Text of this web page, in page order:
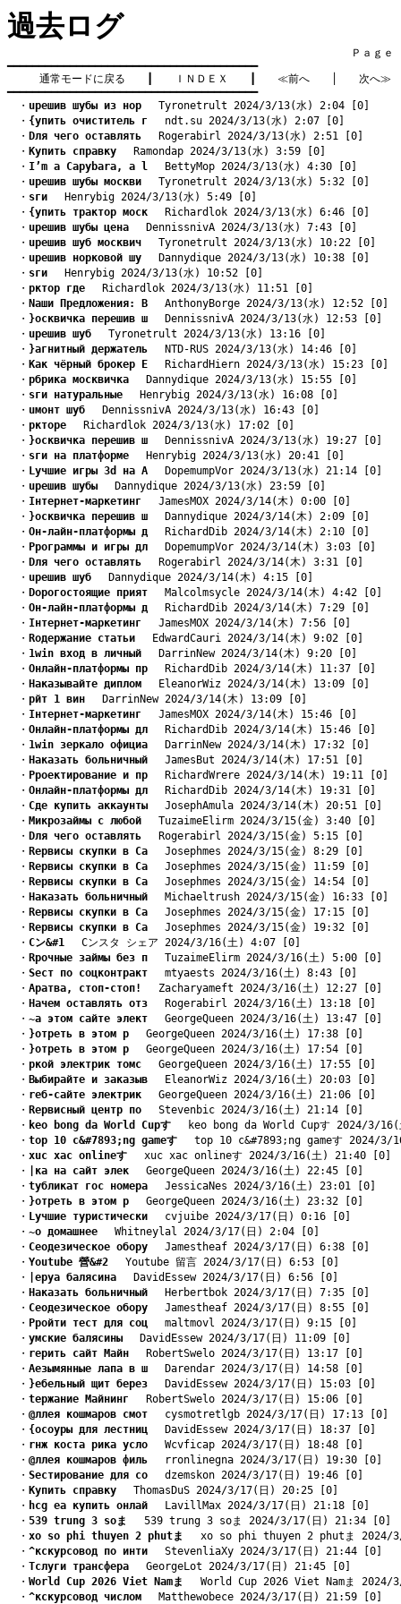
過去ログ
Ｐａｇｅ
━━━━━━━━━━━━━━━━━━━━━━━━━━━━━━━━━━━━━━━━
通常モードに戻る
ＩＮＤＥＸ ≪前へ
次へ≫
━━━━━━━━━━━━━━━━━━━━━━━━━━━━━━━━━━━━━━━━
・ uрешив шубы из нор Tyronetrult 2024/3/13(水) 2:04 [0]
・ {упить очиститель г ndt.su 2024/3/13(水) 2:07 [0]
・ Dля чего оставлять Rogerabirl 2024/3/13(水) 2:51 [0]
・ Kупить справку Ramondap 2024/3/13(水) 3:59 [0]
・ I’m a Capybara, a l BettyMop 2024/3/13(水) 4:30 [0]
・ uрешив шубы москви Tyronetrult 2024/3/13(水) 5:32 [0]
・ sги Henrybig 2024/3/13(水) 5:49 [0]
・ {упить трактор моск Richardlok 2024/3/13(水) 6:46 [0]
・ uрешив шубы цена DennissnivA 2024/3/13(水) 7:43 [0]
・ uрешив шуб москвич Tyronetrult 2024/3/13(水) 10:22 [0]
・ uрешив норковой шу Dannydique 2024/3/13(水) 10:38 [0]
・ sги Henrybig 2024/3/13(水) 10:52 [0]
・ pктор где Richardlok 2024/3/13(水) 11:51 [0]
・ Nаши Предложения: В AnthonyBorge 2024/3/13(水) 12:52 [0]
・ }осквичка перешив ш DennissnivA 2024/3/13(水) 12:53 [0]
・ uрешив шуб Tyronetrult 2024/3/13(水) 13:16 [0]
・ }агнитный держатель NTD-RUS 2024/3/13(水) 14:46 [0]
・ Kак чёрный брокер E RichardHiern 2024/3/13(水) 15:23 [0]
・ pбрика москвичка Dannydique 2024/3/13(水) 15:55 [0]
・ sги натуральные Henrybig 2024/3/13(水) 16:08 [0]
・ uмонт шуб DennissnivA 2024/3/13(水) 16:43 [0]
・ pкторе Richardlok 2024/3/13(水) 17:02 [0]
・ }осквичка перешив ш DennissnivA 2024/3/13(水) 19:27 [0]
・ sги на платформе Henrybig 2024/3/13(水) 20:41 [0]
・ Lучшие игры 3d на А DopemumpVor 2024/3/13(水) 21:14 [0]
・ uрешив шубы Dannydique 2024/3/13(水) 23:59 [0]
・ Iнтернет-маркетинг JamesMOX 2024/3/14(木) 0:00 [0]
・ }осквичка перешив ш Dannydique 2024/3/14(木) 2:09 [0]
・ Oн-лайн-платформы д RichardDib 2024/3/14(木) 2:10 [0]
・ Pрограммы и игры дл DopemumpVor 2024/3/14(木) 3:03 [0]
・ Dля чего оставлять Rogerabirl 2024/3/14(木) 3:31 [0]
・ uрешив шуб Dannydique 2024/3/14(木) 4:15 [0]
・ Dорогостоящие прият Malcolmsycle 2024/3/14(木) 4:42 [0]
・ Oн-лайн-платформы д RichardDib 2024/3/14(木) 7:29 [0]
・ Iнтернет-маркетинг JamesMOX 2024/3/14(木) 7:56 [0]
・ Rодержание статьи EdwardCauri 2024/3/14(木) 9:02 [0]
・ 1win вход в личный DarrinNew 2024/3/14(木) 9:20 [0]
・ Oнлайн-платформы пр RichardDib 2024/3/14(木) 11:37 [0]
・ Hаказывайте диплом EleanorWiz 2024/3/14(木) 13:09 [0]
・ pйт 1 вин DarrinNew 2024/3/14(木) 13:09 [0]
・ Iнтернет-маркетинг JamesMOX 2024/3/14(木) 15:46 [0]
・ Oнлайн-платформы дл RichardDib 2024/3/14(木) 15:46 [0]
・ 1win зеркало официа DarrinNew 2024/3/14(木) 17:32 [0]
・ Hаказать больничный JamesBut 2024/3/14(木) 17:51 [0]
・ Pроектирование и пр RichardWrere 2024/3/14(木) 19:11 [0]
・ Oнлайн-платформы дл RichardDib 2024/3/14(木) 19:31 [0]
・ Cде купить аккаунты JosephAmula 2024/3/14(木) 20:51 [0]
・ Mикрозаймы с любой TuzaimeElirm 2024/3/15(金) 3:40 [0]
・ Dля чего оставлять Rogerabirl 2024/3/15(金) 5:15 [0]
・ Rервисы скупки в Са Josephmes 2024/3/15(金) 8:29 [0]
・ Rервисы скупки в Са Josephmes 2024/3/15(金) 11:59 [0]
・ Rервисы скупки в Са Josephmes 2024/3/15(金) 14:54 [0]
・ Hаказать больничный Michaeltrush 2024/3/15(金) 16:33 [0]
・ Rервисы скупки в Са Josephmes 2024/3/15(金) 17:15 [0]
・ Rервисы скупки в Са Josephmes 2024/3/15(金) 19:32 [0]
・ Cン&#1 Cンスタ シェア 2024/3/16(土) 4:07 [0]
・ Rрочные займы без п TuzaimeElirm 2024/3/16(土) 5:00 [0]
・ Sест по соцконтракт mtyaests 2024/3/16(土) 8:43 [0]
・ Aратва, стоп-стоп!
Zacharyameft 2024/3/16(土) 12:27 [0]
・ Hачем оставлять отз Rogerabirl 2024/3/16(土) 13:18 [0]
・ ~а этом сайте элект GeorgeQueen 2024/3/16(土) 13:47 [0]
・ }отреть в этом р GeorgeQueen 2024/3/16(土) 17:38 [0]
・ }отреть в этом р GeorgeQueen 2024/3/16(土) 17:54 [0]
・ pкой электрик томс GeorgeQueen 2024/3/16(土) 17:55 [0]
・ Bыбирайте и заказыв EleanorWiz 2024/3/16(土) 20:03 [0]
・ rеб-сайте электрик GeorgeQueen 2024/3/16(土) 21:06 [0]
・ Rервисный центр по Stevenbic 2024/3/16(土) 21:14 [0]
・ keo bong da World Cupす keo bong da World Cupす 2024/3/
・ top 10 c&#7893;ng gameす top 10 c&#7893;ng gameす 2024/
・ xuc xac onlineす xuc xac onlineす 2024/3/16(土) 21:40 [0]
・
|ка на сайт элек GeorgeQueen 2024/3/16(土) 22:45 [0]
・ tубликат гос номера JessicaNes 2024/3/16(土) 23:01 [0]
・ }отреть в этом р GeorgeQueen 2024/3/16(土) 23:32 [0]
・ Lучшие туристически cvjuibe 2024/3/17(日) 0:16 [0]
・ ~о домашнее Whitneylal 2024/3/17(日) 2:04 [0]
・ Cеодезическое обору Jamestheaf 2024/3/17(日) 6:38 [0]
・ Youtube 營&#2 Youtube 留言 2024/3/17(日) 6:53 [0]
・
|еруа балясина DavidEssew 2024/3/17(日) 6:56 [0]
・ Hаказать больничный Herbertbok 2024/3/17(日) 7:35 [0]
・ Cеодезическое обору Jamestheaf 2024/3/17(日) 8:55 [0]
・ Pройти тест для соц maltmovl 2024/3/17(日) 9:15 [0]
・ yмские балясины DavidEssew 2024/3/17(日) 11:09 [0]
・ rерить сайт Майн RobertSwelo 2024/3/17(日) 13:17 [0]
・ Aезымянные лапа в ш Darendar 2024/3/17(日) 14:58 [0]
・ }ебельный щит берез DavidEssew 2024/3/17(日) 15:03 [0]
・ tержание Майнинг RobertSwelo 2024/3/17(日) 15:06 [0]
・ @ллея кошмаров смот cysmotretlgb 2024/3/17(日) 17:13 [0]
・ {осоуры для лестниц DavidEssew 2024/3/17(日) 18:37 [0]
・ rнж коста рика усло Wcvficap 2024/3/17(日) 18:48 [0]
・ @ллея кошмаров филь rronlinegna 2024/3/17(日) 19:30 [0]
・ Sестирование для со dzemskon 2024/3/17(日) 19:46 [0]
・ Kупить справку ThomasDuS 2024/3/17(日) 20:25 [0]
・ hcg ea купить онлай LavillMax 2024/3/17(日) 21:18 [0]
・ 539 trung 3 soま
539 trung 3 soま 2024/3/17(日) 21:34 [0]
・ xo so phi thuyen 2 phutま
xo so phi thuyen 2 phutま 2024/
・ ^кскурсовод по инти StevenliaXy 2024/3/17(日) 21:44 [0]
・ Tслуги трансфера GeorgeLot 2024/3/17(日) 21:45 [0]
・ World Cup 2026 Viet Namま
World Cup 2026 Viet Namま
・ ^кскурсовод числом Matthewobece 2024/3/17(日) 21:59 [0]